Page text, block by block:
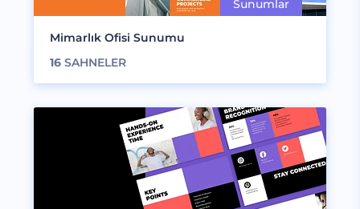
Mimarlık Ofisi Sunumu
16 SAHNELER